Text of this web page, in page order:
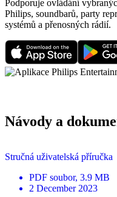
Podporuje ovládání
Philips, soundbarů, party
systémů a přenosných rádií.
Návody a
Stručná uživatelská příručka
PDF soubor, 3.9 MB
2 December 2023